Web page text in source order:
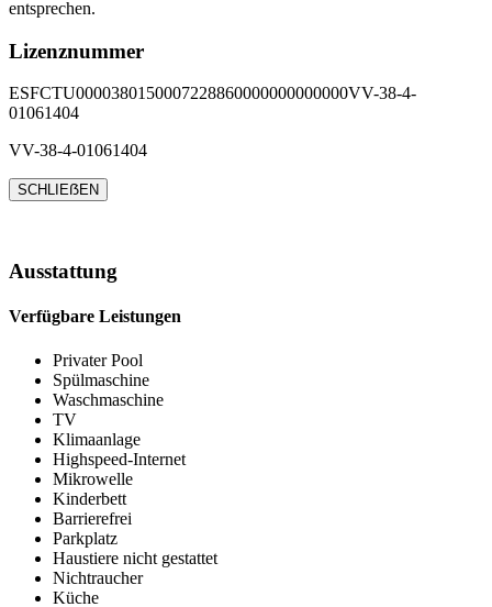
entsprechen.
Lizenznummer
ESFCTU0000380150007228860000000000000VV-38-4-
01061404
VV-38-4-01061404
SCHLIEẞEN
Ausstattung
Verfügbare Leistungen
Privater Pool
Spülmaschine
Waschmaschine
TV
Klimaanlage
Highspeed-Internet
Mikrowelle
Kinderbett
Barrierefrei
Parkplatz
Haustiere nicht gestattet
Nichtraucher
Küche